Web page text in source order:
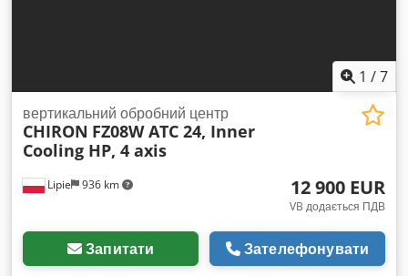
1 /7
Lipie 936 km
вертикальний обробний центр
CHIRON FZ08W ATC 24, Inner
Cooling HP, 4 axis
12 900 EUR
VB додається ПДВ
Запитати Зателефонувати